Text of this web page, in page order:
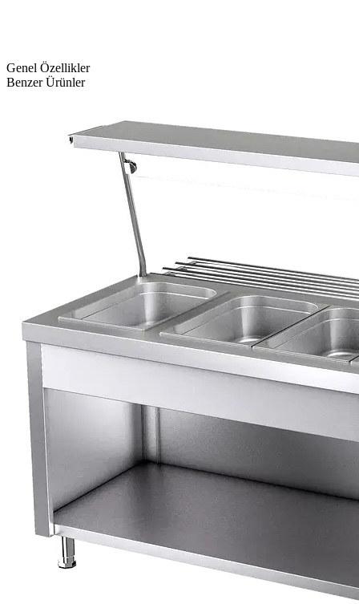
Genel Özellikler
Benzer Ürünler